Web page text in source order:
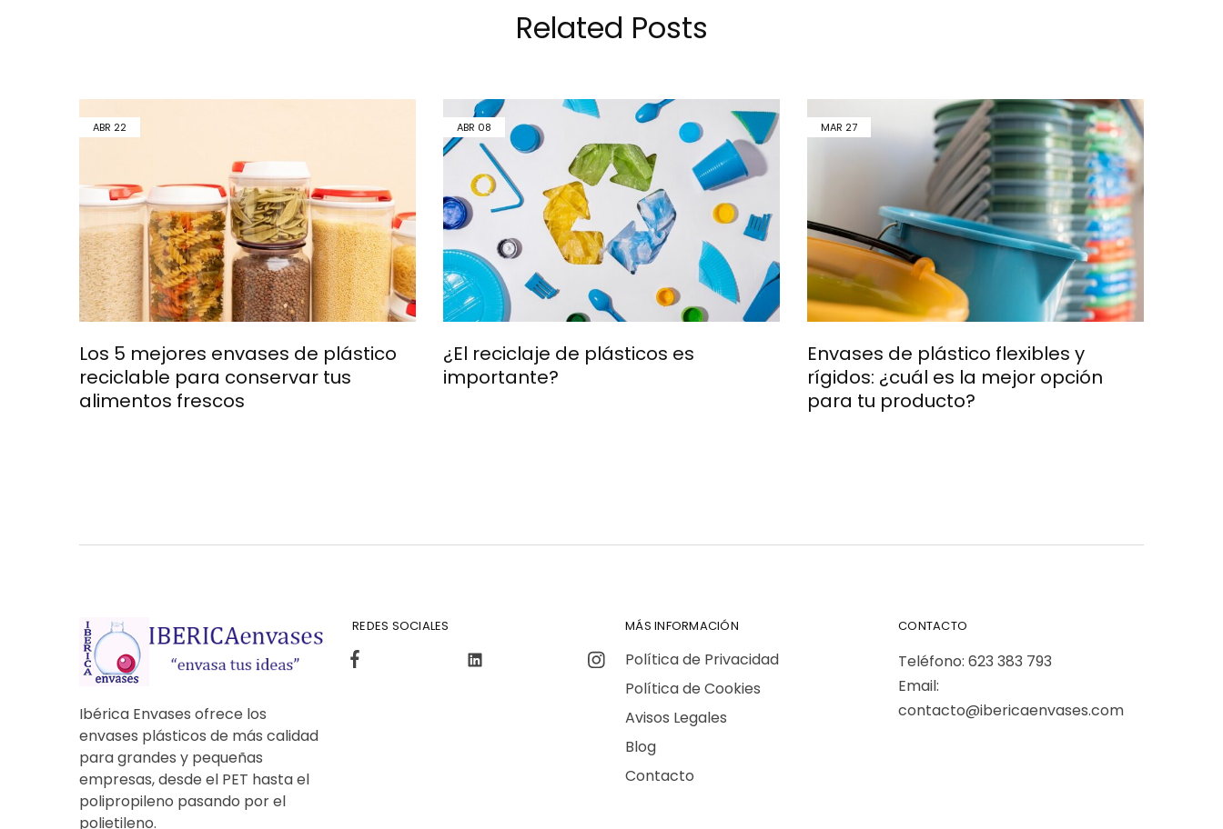
Related Posts
ABR 22
Los 5 mejores envases de plástico
reciclable para conservar tus
alimentos frescos
ABR 08
¿El reciclaje de plásticos es
importante?
MAR 27
Envases de plástico flexibles y
rígidos: ¿cuál es la mejor opción
para tu producto?
Ibérica Envases ofrece los
envases plásticos de más calidad
para grandes y pequeñas
empresas, desde el PET hasta el
polipropileno pasando por el
polietileno.
REDES SOCIALES MÁS INFORMACIÓN
Política de Privacidad
Política de Cookies
Avisos Legales
Blog
Contacto
CONTACTO
Teléfono: 623 383 793
Email:
contacto@ibericaenvases.com